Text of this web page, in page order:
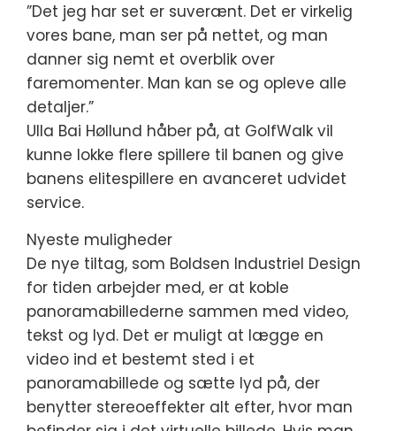
”Det jeg har set er suverænt. Det er virkelig
vores bane, man ser på nettet, og man
danner sig nemt et overblik over
faremomenter. Man kan se og opleve alle
detaljer.”
Ulla Bai Høllund håber på, at GolfWalk vil
kunne lokke flere spillere til banen og give
banens elitespillere en avanceret udvidet
service.
Nyeste muligheder
De nye tiltag, som Boldsen Industriel Design
for tiden arbejder med, er at koble
panoramabillederne sammen med video,
tekst og lyd. Det er muligt at lægge en
video ind et bestemt sted i et
panoramabillede og sætte lyd på, der
benytter stereoeffekter alt efter, hvor man